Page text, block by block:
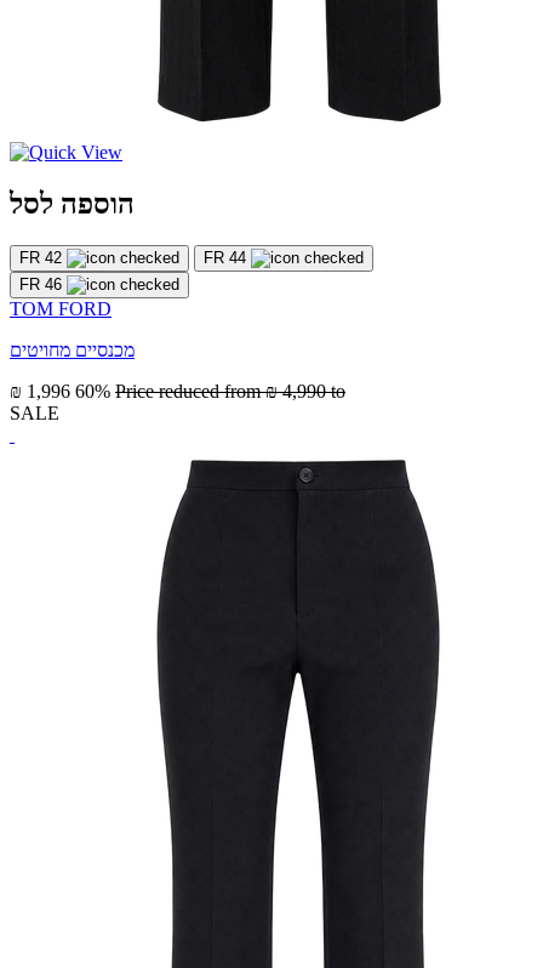
הוספה לסל
FR 42
FR 44
FR 46
TOM FORD
מכנסיים מחויטים
₪ 1,996 60% Price reduced from₪ 4,990 to
SALE